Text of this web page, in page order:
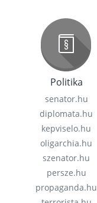
Politika
senator.hu
diplomata.hu
kepviselo.hu
oligarchia.hu
szenator.hu
persze.hu
propaganda.hu